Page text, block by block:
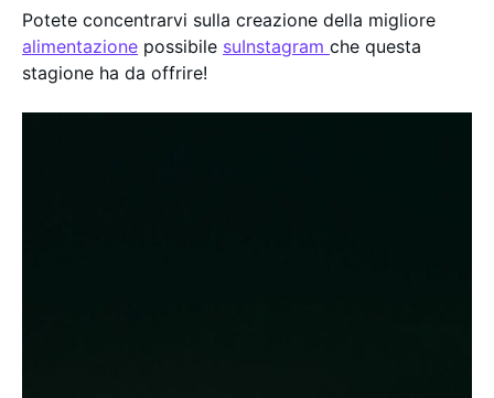
Potete concentrarvi sulla creazione della migliore
alimentazione possibile suInstagram che questa
stagione ha da offrire!